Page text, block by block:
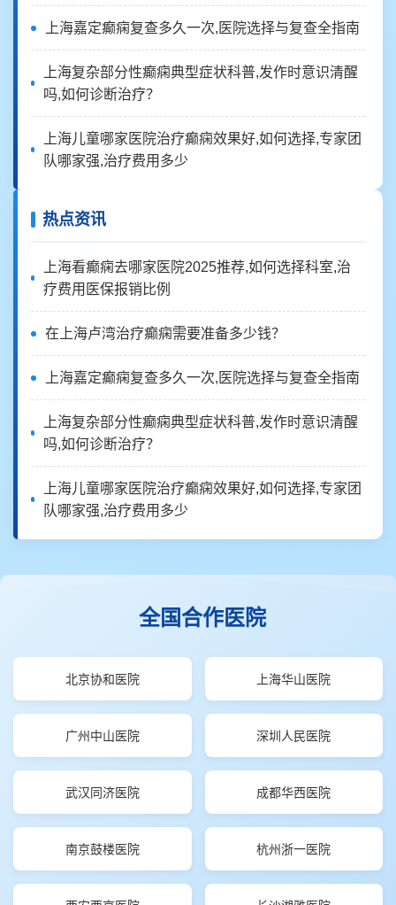
上海嘉定癫痫复查多久一次,医院选择与复查全指南
上海复杂部分性癫痫典型症状科普,发作时意识清醒
吗,如何诊断治疗？
上海儿童哪家医院治疗癫痫效果好,如何选择,专家团
队哪家强,治疗费用多少
热点资讯
上海看癫痫去哪家医院2025推荐,如何选择科室,治
疗费用医保报销比例
在上海卢湾治疗癫痫需要准备多少钱？
上海嘉定癫痫复查多久一次,医院选择与复查全指南
上海复杂部分性癫痫典型症状科普,发作时意识清醒
吗,如何诊断治疗？
上海儿童哪家医院治疗癫痫效果好,如何选择,专家团
队哪家强,治疗费用多少
全国合作医院
北京协和医院 上海华山医院
广州中山医院 深圳人民医院
武汉同济医院 成都华西医院
南京鼓楼医院 杭州浙一医院